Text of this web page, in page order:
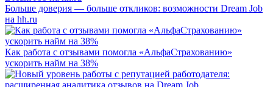
Больше доверия — больше откликов: возможности Dream Job
на hh.ru
Как работа с отзывами помогла «АльфаСтрахованию»
ускорить найм на 38%